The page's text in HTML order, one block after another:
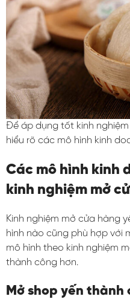
Để áp dụng tốt kinh
hiểu rõ các mô hình kinh
Các mô hình kinh
kinh nghiệm mở
Kinh nghiệm mở cửa hàng
hình nào cũng phù hợp với
mô hình theo kinh nghiệm
thành công hơn.
Mở shop yến thành